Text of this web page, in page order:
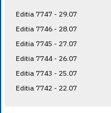
Editia 7747 - 29.07
Editia 7746 - 28.07
Editia 7745 - 27.07
Editia 7744 - 26.07
Editia 7743 - 25.07
Editia 7742 - 22.07